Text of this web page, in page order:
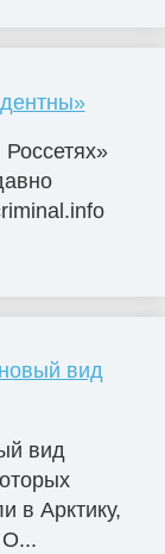
вид
вид
в Арктику,
О...